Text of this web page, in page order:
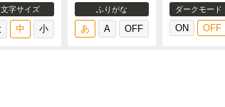
文字サイズ ふりがな ダークモード